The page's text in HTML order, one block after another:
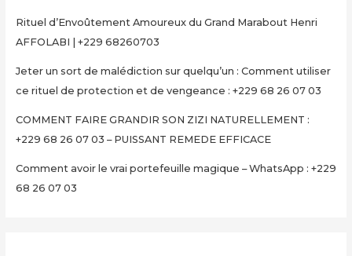
Multiplier
Votre
Minutes
+229
26
07
Rituel d’Envoûtement Amoureux du Grand Marabout Henri
AFFOLABI | +229 68260703
Jeter un sort de malédiction sur quelqu’un : Comment utiliser
ce rituel de protection et de vengeance : +229 68 26 07 03
COMMENT FAIRE GRANDIR SON ZIZI NATURELLEMENT :
+229 68 26 07 03 – PUISSANT REMEDE EFFICACE
Comment avoir le vrai portefeuille magique – WhatsApp : +229
68 26 07 03